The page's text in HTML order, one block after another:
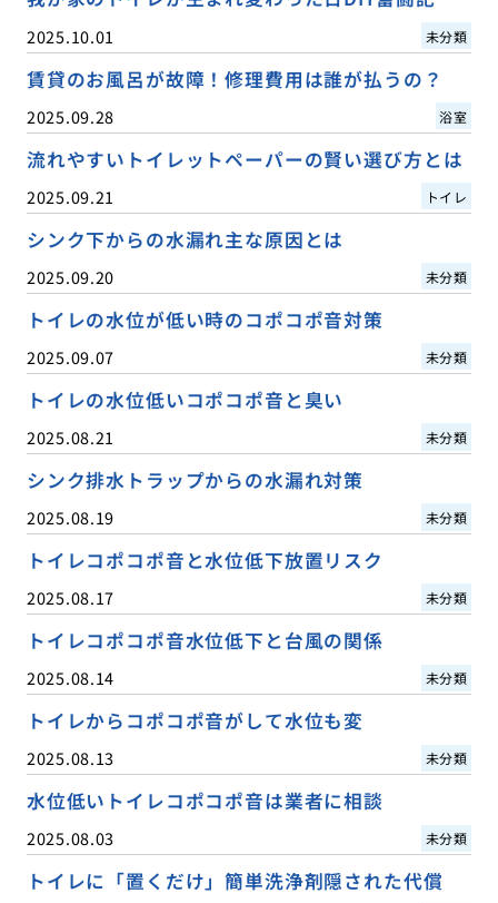
2025.10.01 未分類
賃貸のお風呂が故障！修理費用は誰が払うの？
2025.09.28 浴室
流れやすいトイレットペーパーの賢い選び方とは
2025.09.21 トイレ
シンク下からの水漏れ主な原因とは
2025.09.20 未分類
トイレの水位が低い時のコポコポ音対策
2025.09.07 未分類
トイレの水位低いコポコポ音と臭い
2025.08.21 未分類
シンク排水トラップからの水漏れ対策
2025.08.19 未分類
トイレコポコポ音と水位低下放置リスク
2025.08.17 未分類
トイレコポコポ音水位低下と台風の関係
2025.08.14 未分類
トイレからコポコポ音がして水位も変
2025.08.13 未分類
水位低いトイレコポコポ音は業者に相談
2025.08.03 未分類
トイレに「置くだけ」簡単洗浄剤隠された代償